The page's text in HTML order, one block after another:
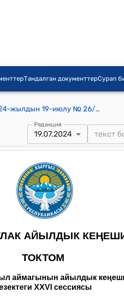
Тандалган документтерСурап
Баш-Булак айыл аймагынын айылдык кеңешинин 2024-жылдын 19-июлу № 26/2 Баш-Булак айыл аймагынын Баш-Булак айылындагы “Татына” мектепке чейинки билим берүү уюмуна кошумча эки тайпа ачуу жөнүндө токтому
Редакция
19.07.2024